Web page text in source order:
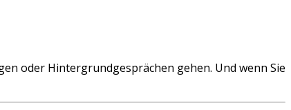
oder Hintergrundgesprächen gehen. Und wenn Sie